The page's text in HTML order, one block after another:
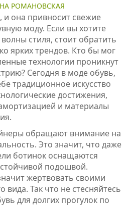
РОМАНОВСКАЯ
и она привносит свежие
моду. Если вы хотите
стиля, стоит обратить
ярких трендов. Кто бы мог
технологии проникнут
Сегодня в моде обувь,
традиционное искусство
достижения,
и материалы
обращают внимание на
Это значит, что даже
ботинок оснащаются
подошвой.
жертвовать своими
Так что не стесняйтесь
для долгих прогулок по